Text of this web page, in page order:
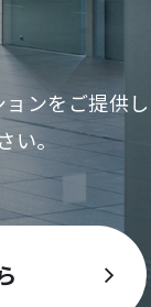
ョンをご提供
。